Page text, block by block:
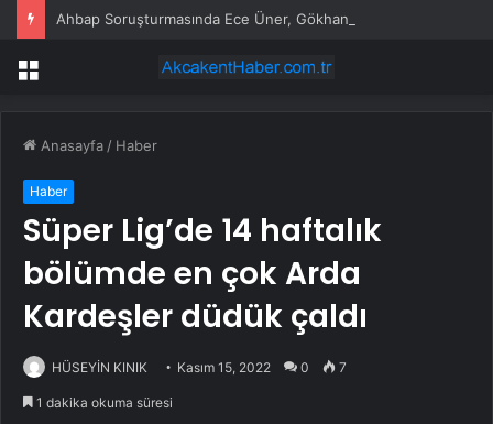
Menü
Anasayfa / Haber
Haber
Süper Lig’de 14 haftalık
bölümde en çok Arda
Kardeşler düdük çaldı
HÜSEYİN KINIK Kasım 15, 2022 0 7
1 dakika okuma süresi